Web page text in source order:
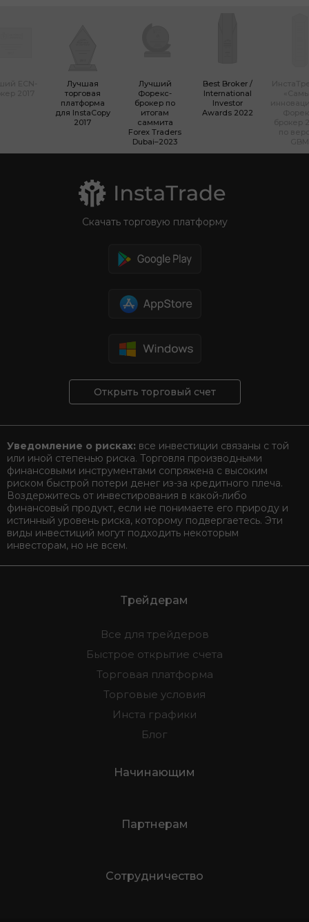
Лучшая
торговая
платформа
для InstaCopy
2017
Лучший
Форекс-
брокер по
итогам
саммита
Forex Traders
Dubai–2023
Best Broker /
International
Investor
Awards 2022
Скачать торговую платформу
Открыть торговый счет
Уведомление о рисках: все инвестиции связаны с той
или иной степенью риска. Торговля производными
финансовыми инструментами сопряжена с высоким
риском быстрой потери денег из-за кредитного плеча.
Воздержитесь от инвестирования в какой-либо
финансовый продукт, если не понимаете его природу и
истинный уровень риска, которому подвергаетесь. Эти
виды инвестиций могут подходить некоторым
инвесторам, но не всем.
Трейдерам
Все для трейдеров
Быстрое открытие счета
Торговая платформа
Торговые условия
Инста графики
Блог
Начинающим
Партнерам
Сотрудничество